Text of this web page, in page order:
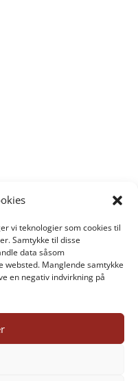
vi teknologier som cookies til
Samtykke til disse
data såsom
Manglende samtykke
en negativ indvirkning på
2025